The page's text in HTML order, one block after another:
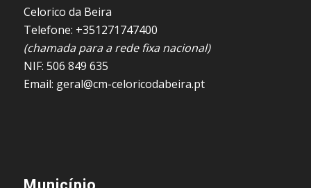
Celorico da Beira
Telefone: +351271747400
(chamada para a rede fixa nacional)
NIF: 506 849 635
Email: geral@cm-celoricodabeira.pt